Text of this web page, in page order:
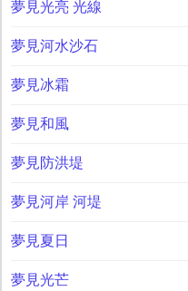
夢見光亮 光線
夢見河水沙石
夢見冰霜
夢見和風
夢見防洪堤
夢見河岸 河堤
夢見夏日
夢見光芒